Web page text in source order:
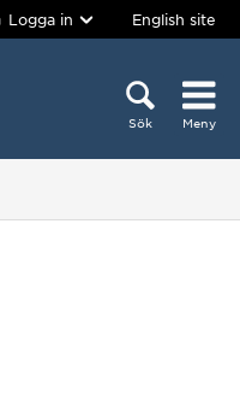
Logga in English site
Sök Meny